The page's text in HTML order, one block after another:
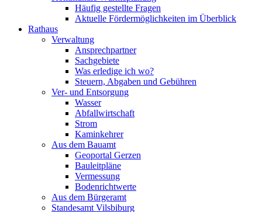
Häufig gestellte Fragen
Aktuelle Fördermöglichkeiten im Überblick
Rathaus
Verwaltung
Ansprechpartner
Sachgebiete
Was erledige ich wo?
Steuern, Abgaben und Gebühren
Ver- und Entsorgung
Wasser
Abfallwirtschaft
Strom
Kaminkehrer
Aus dem Bauamt
Geoportal Gerzen
Bauleitpläne
Vermessung
Bodenrichtwerte
Aus dem Bürgeramt
Standesamt Vilsbiburg